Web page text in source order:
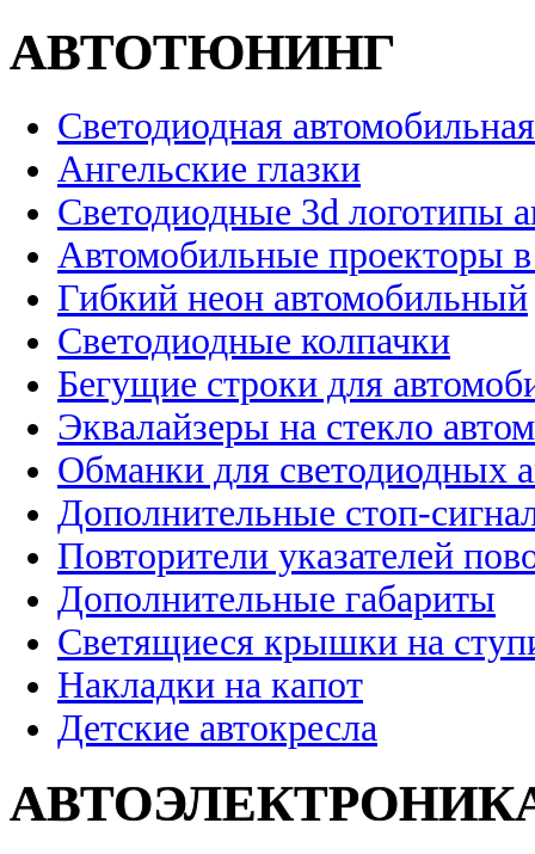
АВТОТЮНИНГ
Светодиодная
Ангельские глазки
Светодиодные 3d логотипы
Автомобильные проекторы
Гибкий неон автомобильный
Светодиодные колпачки
Бегущие строки для
Эквалайзеры на стекло
Обманки для светодиодных
Дополнительные стоп-
Повторители указателей
Дополнительные габариты
Светящиеся крышки на
Накладки на капот
Детские автокресла